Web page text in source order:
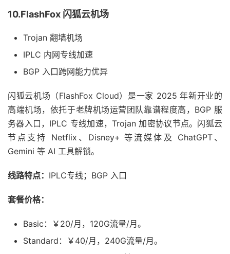
10.FlashFox 闪狐云机场
Trojan 翻墙机场
IPLC 内网专线加速
BGP 入口跨网能力优异
闪狐云机场（FlashFox Cloud）是一家 2025 年新开业的
高端机场，依托于老牌机场运营团队靠谱程度高，BGP 服
务器入口，IPLC 专线加速，Trojan 加密协议节点。闪狐云
节点支持 Netflix、Disney+ 等流媒体及 ChatGPT、
Gemini 等 AI 工具解锁。
线路特点： IPLC专线；BGP 入口
套餐价格：
Basic：￥20/月，120G流量/月。
Standard：￥40/月，240G流量/月。